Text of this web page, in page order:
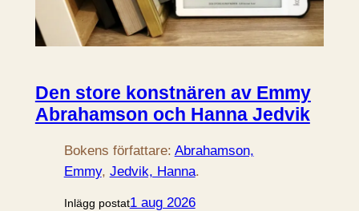
Den store konstnären av Emmy
Abrahamson och Hanna Jedvik
Bokens författare: Abrahamson,
Emmy, Jedvik, Hanna.
Inlägg postat1 aug 2026